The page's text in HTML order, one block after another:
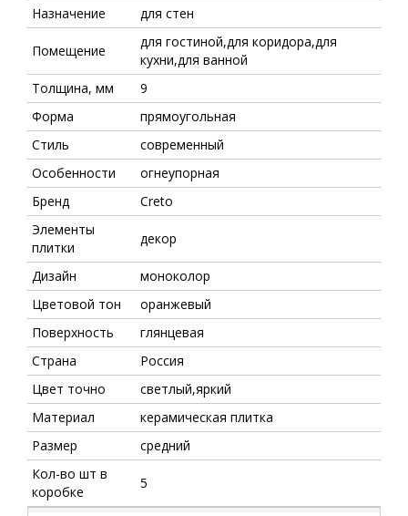
Назначение
для стен
Помещение
для гостиной,для коридора,для
кухни,для ванной
Толщина, мм
9
Форма
прямоугольная
Стиль
современный
Особенности
огнеупорная
Бренд
Creto
Элементы
плитки
декор
Дизайн
моноколор
Цветовой тон
оранжевый
Поверхность
глянцевая
Страна
Россия
Цвет точно
светлый,яркий
Материал
керамическая плитка
Размер
средний
Кол-во шт в
коробке
5